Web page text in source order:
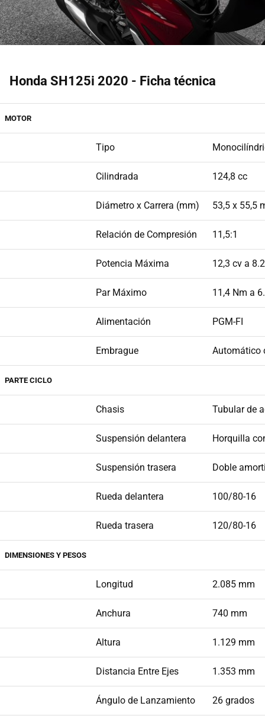
Honda SH125i 2020 - Ficha técnica
MOTOR
Tipo
Cilindrada 124,8 cc
Diámetro x Carrera (mm) 53,5 x 55,5
Relación de Compresión 11,5:1
Potencia Máxima 12,3 cv a
Par Máximo 11,4 Nm a
Alimentación PGM-FI
Embrague Automático
PARTE CICLO
Chasis Tubular de
Suspensión delantera Horquilla
Suspensión trasera Doble
Rueda delantera 100/80-16
Rueda trasera 120/80-16
DIMENSIONES Y PESOS
Longitud 2.085 mm
Anchura 740 mm
Altura 1.129 mm
Distancia Entre Ejes 1.353 mm
Ángulo de Lanzamiento 26 grados